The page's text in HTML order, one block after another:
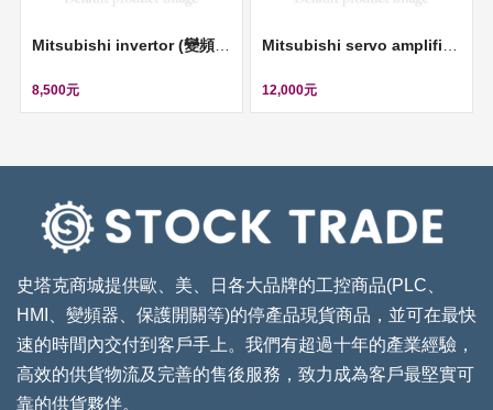
Mitsubishi invertor (變頻器, 220V, 0.1KW) ll FR-S520E-0.1K
8,500元 12,000元
史塔克商城提供歐、美、日各大品牌的工控商品(PLC、
HMI、變頻器、保護開關等)的停產品現貨商品，並可在最快
速的時間內交付到客戶手上。我們有超過十年的產業經驗，
高效的供貨物流及完善的售後服務，致力成為客戶最堅實可
靠的供貨夥伴。